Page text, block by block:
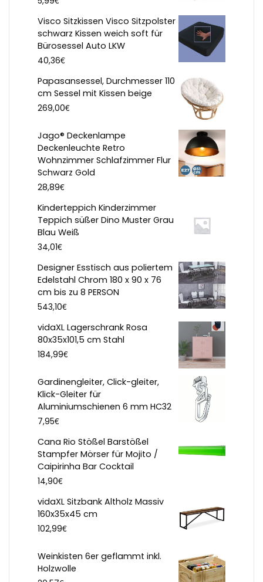
Visco Sitzkissen Visco Sitzpolster
schwarz Kissen weich soft für
Bürosessel Auto LKW
40,36€
Papasansessel, Durchmesser 110
cm Sessel mit Kissen beige
269,00€
Jago® Deckenlampe
Deckenleuchte Retro
Wohnzimmer Schlafzimmer Flur
Schwarz Gold
28,89€
Kinderteppich Kinderzimmer
Teppich süßer Dino Muster Grau
Blau Weiß
34,01€
Designer Esstisch aus poliertem
Edelstahl Chrom 180 x 90 x 76
cm bis zu 8 PERSON
543,10€
vidaXL Lagerschrank Rosa
80x35x101,5 cm Stahl
184,99€
Gardinengleiter, Click-gleiter,
Klick-Gleiter für
Aluminiumschienen 6 mm HC32
7,95€
Cana Rio Stößel Barstößel
Stampfer Mörser für Mojito /
Caipirinha Bar Cocktail
14,90€
vidaXL Sitzbank Altholz Massiv
160x35x45 cm
102,99€
Weinkisten 6er geflammt inkl.
Holzwolle